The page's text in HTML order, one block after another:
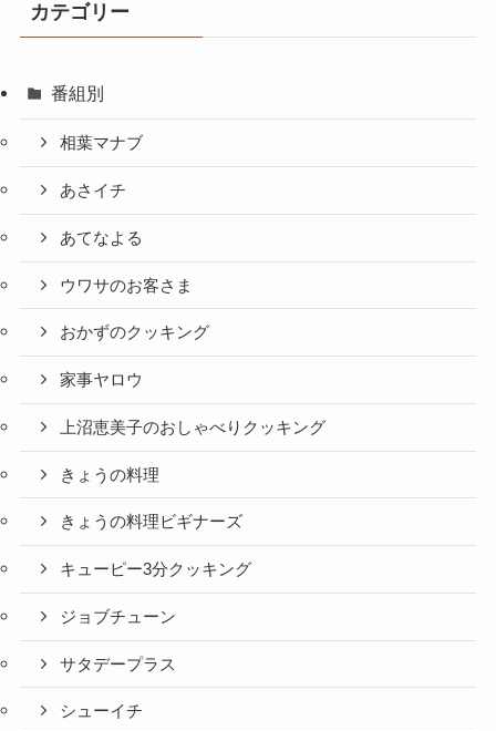
カテゴリー
番組別
相葉マナブ
あさイチ
あてなよる
ウワサのお客さま
おかずのクッキング
家事ヤロウ
上沼恵美子のおしゃべりクッキング
きょうの料理
きょうの料理ビギナーズ
キューピー3分クッキング
ジョブチューン
サタデープラス
シューイチ